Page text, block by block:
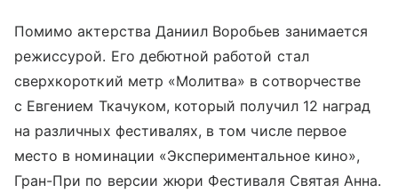
Помимо актерства Даниил Воробьев занимается
режиссурой. Его дебютной работой стал
сверхкороткий метр «Молитва» в сотворчестве
с Евгением Ткачуком, который получил 12 наград
на различных фестивалях, в том числе первое
место в номинации «Экспериментальное кино»,
Гран-При по версии жюри Фестиваля Святая Анна.